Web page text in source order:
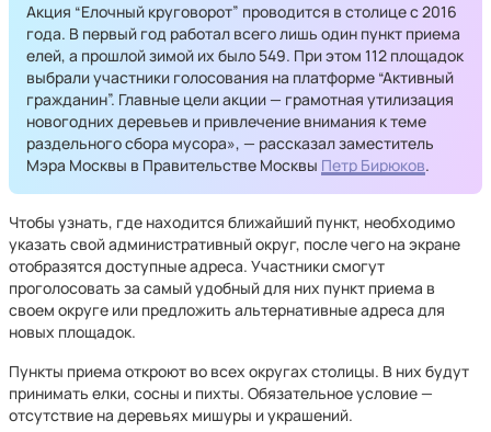
Акция “Елочный круговорот” проводится в столице с 2016
года. В первый год работал всего лишь один пункт приема
елей, а прошлой зимой их было 549. При этом 112 площадок
выбрали участники голосования на платформе “Активный
гражданин”. Главные цели акции — грамотная утилизация
новогодних деревьев и привлечение внимания к теме
раздельного сбора мусора», — рассказал заместитель
Мэра Москвы в Правительстве Москвы Петр Бирюков.
Чтобы узнать, где находится ближайший пункт, необходимо
указать свой административный округ, после чего на экране
отобразятся доступные адреса. Участники смогут
проголосовать за самый удобный для них пункт приема в
своем округе или предложить альтернативные адреса для
новых площадок.
Пункты приема откроют во всех округах столицы. В них будут
принимать елки, сосны и пихты. Обязательное условие —
отсутствие на деревьях мишуры и украшений.